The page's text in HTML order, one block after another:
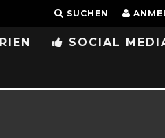
SUCHEN
SOCIAL